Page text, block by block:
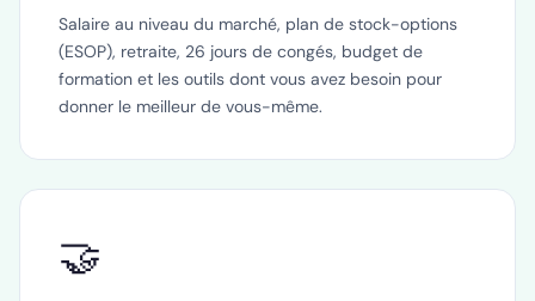
Salaire au niveau du marché, plan de stock-options
(ESOP), retraite, 26 jours de congés, budget de
formation et les outils dont vous avez besoin pour
donner le meilleur de vous-même.
🤝